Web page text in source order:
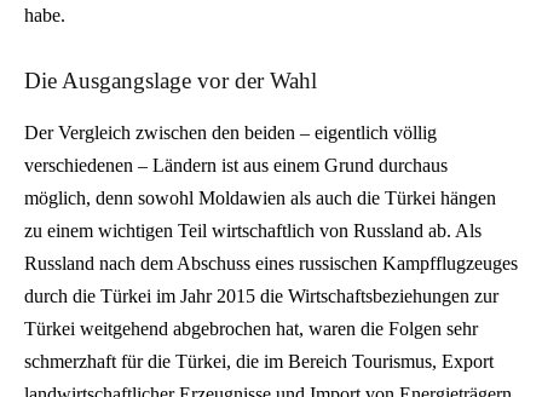
habe.
Die Ausgangslage vor der Wahl
Der Vergleich zwischen den beiden – eigentlich völlig
verschiedenen – Ländern ist aus einem Grund durchaus
möglich, denn sowohl Moldawien als auch die Türkei hängen
zu einem wichtigen Teil wirtschaftlich von Russland ab. Als
Russland nach dem Abschuss eines russischen Kampfflugzeuges
durch die Türkei im Jahr 2015 die Wirtschaftsbeziehungen zur
Türkei weitgehend abgebrochen hat, waren die Folgen sehr
schmerzhaft für die Türkei, die im Bereich Tourismus, Export